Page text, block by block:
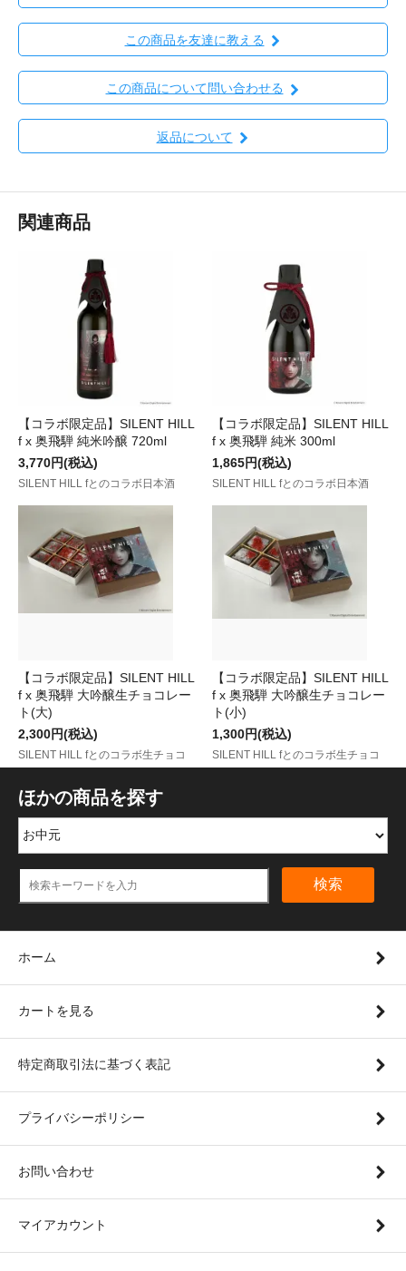
この商品を友達に教える
この商品について問い合わせる
返品について
関連商品
【コラボ限定品】SILENT HILL
f x 奥飛騨 純米吟醸 720ml
3,770円(税込)
SILENT HILL fとのコラボ日本酒
【コラボ限定品】SILENT HILL
f x 奥飛騨 純米 300ml
1,865円(税込)
SILENT HILL fとのコラボ日本酒
【コラボ限定品】SILENT HILL
f x 奥飛騨 大吟醸生チョコレー
ト(大)
2,300円(税込)
SILENT HILL fとのコラボ生チョコ
【コラボ限定品】SILENT HILL
f x 奥飛騨 大吟醸生チョコレー
ト(小)
1,300円(税込)
SILENT HILL fとのコラボ生チョコ
ほかの商品を探す
検索
ホーム
カートを見る
特定商取引法に基づく表記
プライバシーポリシー
お問い合わせ
マイアカウント